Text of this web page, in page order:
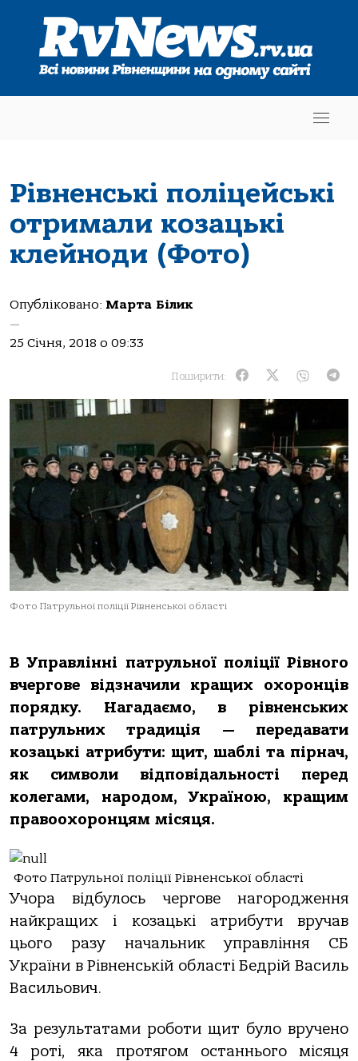
Рівненські поліцейські
отримали козацькі
клейноди (Фото)
Опубліковано: Марта Білик
—
25 Січня, 2018 о 09:33
Поширити:
Фото Патрульної поліції Рівненської області
В Управлінні патрульної поліції Рівного
вчергове відзначили кращих охоронців
порядку. Нагадаємо, в рівненських
патрульних традиція — передавати
козацькі атрибути: щит, шаблі та пірнач,
як символи відповідальності перед
колегами, народом, Україною, кращим
правоохоронцям місяця.
Фото Патрульної поліції Рівненської області
Учора відбулось чергове нагородження
найкращих і козацькі атрибути вручав
цього разу начальник управління СБ
України в Рівненській області Бедрій Василь
Васильович.
За результатами роботи щит було вручено
4 роті, яка протягом останнього місяця